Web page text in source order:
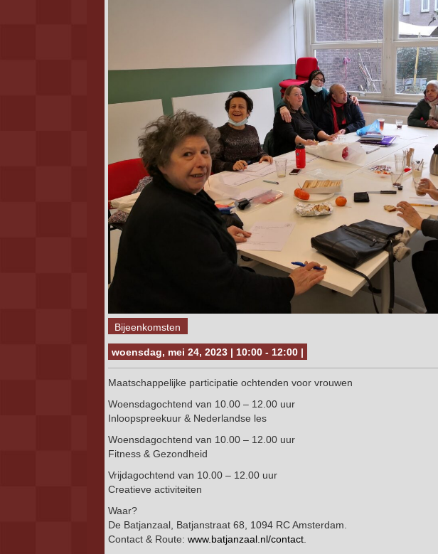
Bijeenkomsten
woensdag, mei 24, 2023 | 10:00 - 12:00 |
Maatschappelijke participatie ochtenden voor vrouwen
Woensdagochtend van 10.00 – 12.00 uur
Inloopspreekuur & Nederlandse les
Woensdagochtend van 10.00 – 12.00 uur
Fitness & Gezondheid
Vrijdagochtend van 10.00 – 12.00 uur
Creatieve activiteiten
Waar?
De Batjanzaal, Batjanstraat 68, 1094 RC Amsterdam.
Contact & Route: www.batjanzaal.nl/contact.